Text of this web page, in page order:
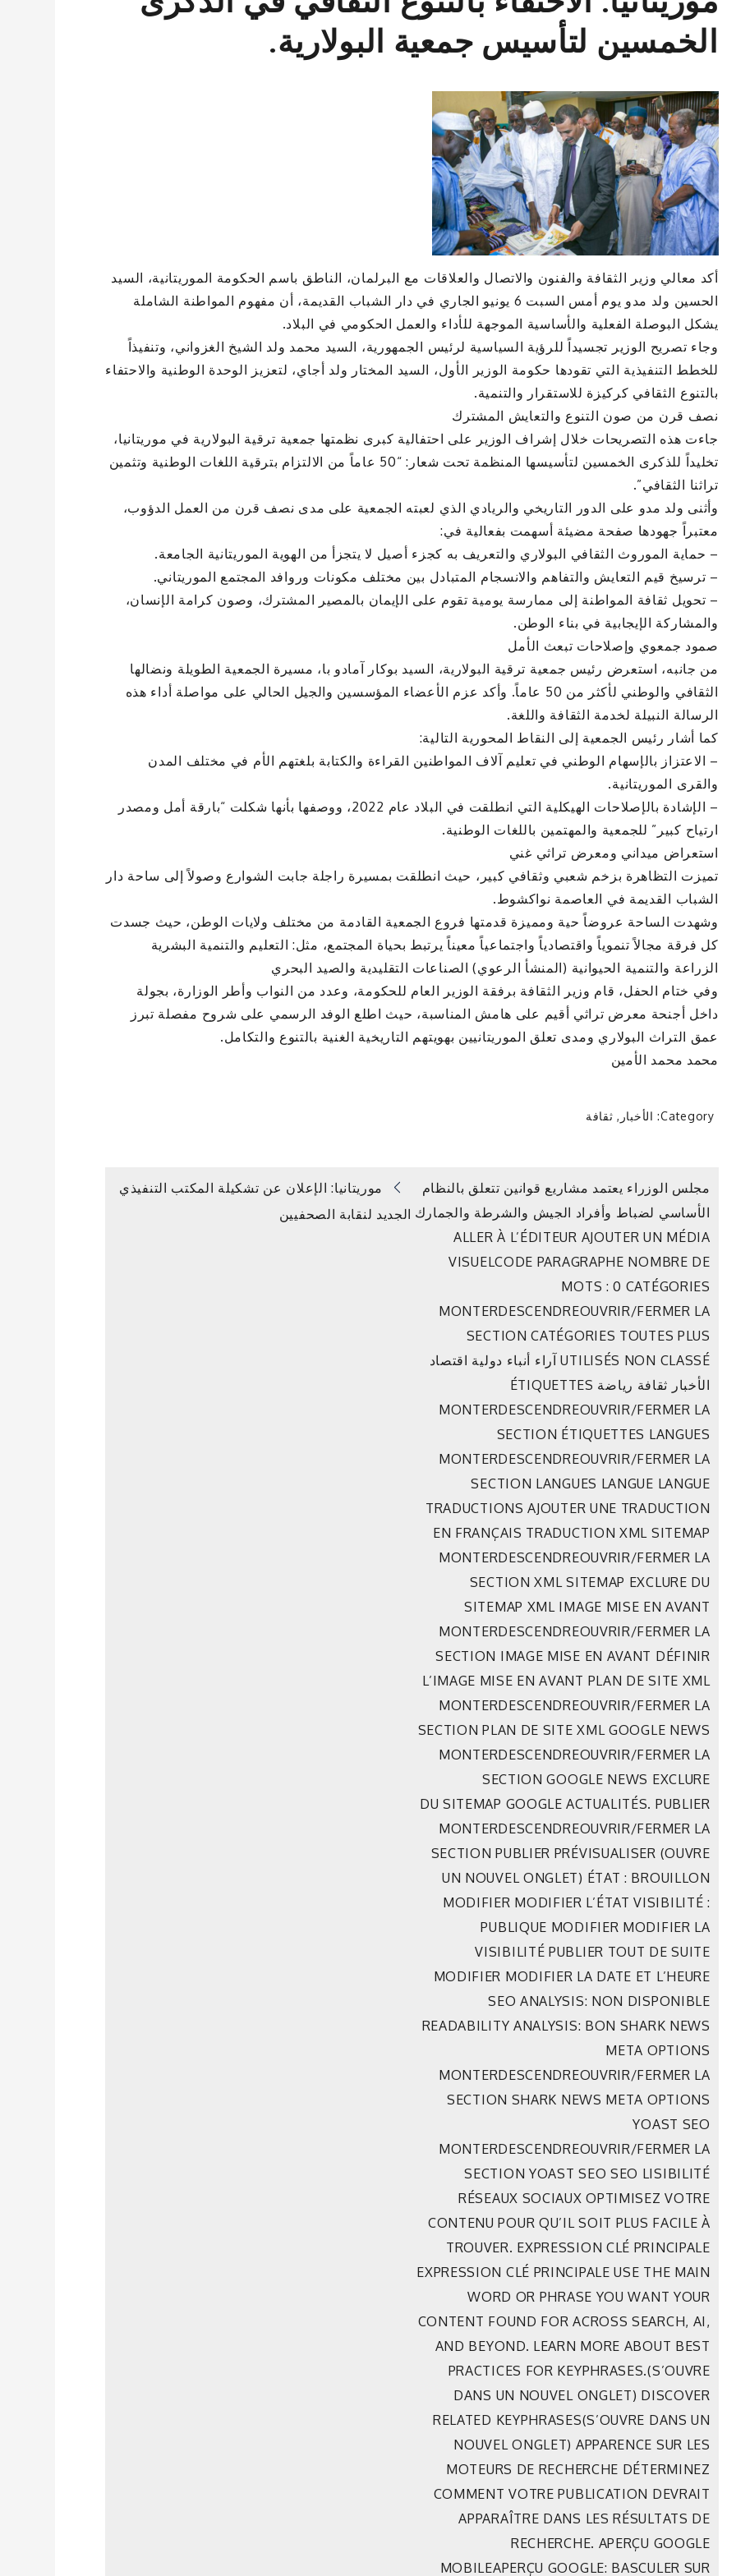
الخمسين لتأسيس جمعية البولارية.
أكد معالي وزير الثقافة والفنون والاتصال والعلاقات مع البرلمان، الناطق باسم الحكومة الموريتانية، السيد
الحسين ولد مدو يوم أمس السبت 6 يونيو الجاري في دار الشباب القديمة، أن مفهوم المواطنة الشاملة
يشكل البوصلة الفعلية والأساسية الموجهة للأداء والعمل الحكومي في البلاد.
وجاء تصريح الوزير تجسيداً للرؤية السياسية لرئيس الجمهورية، السيد محمد ولد الشيخ الغزواني، وتنفيذاً
للخطط التنفيذية التي تقودها حكومة الوزير الأول، السيد المختار ولد أجاي، لتعزيز الوحدة الوطنية والاحتفاء
بالتنوع الثقافي كركيزة للاستقرار والتنمية.
نصف قرن من صون التنوع والتعايش المشترك
جاءت هذه التصريحات خلال إشراف الوزير على احتفالية كبرى نظمتها جمعية ترقية البولارية في موريتانيا،
تخليداً للذكرى الخمسين لتأسيسها المنظمة تحت شعار: “50 عاماً من الالتزام بترقية اللغات الوطنية وتثمين
تراثنا الثقافي”.
وأثنى ولد مدو على الدور التاريخي والريادي الذي لعبته الجمعية على مدى نصف قرن من العمل الدؤوب،
معتبراً جهودها صفحة مضيئة أسهمت بفعالية في:
– حماية الموروث الثقافي البولاري والتعريف به كجزء أصيل لا يتجزأ من الهوية الموريتانية الجامعة.
– ترسيخ قيم التعايش والتفاهم والانسجام المتبادل بين مختلف مكونات وروافد المجتمع الموريتاني.
– تحويل ثقافة المواطنة إلى ممارسة يومية تقوم على الإيمان بالمصير المشترك، وصون كرامة الإنسان،
والمشاركة الإيجابية في بناء الوطن.
صمود جمعوي وإصلاحات تبعث الأمل
من جانبه، استعرض رئيس جمعية ترقية البولارية، السيد بوكار آمادو با، مسيرة الجمعية الطويلة ونضالها
الثقافي والوطني لأكثر من 50 عاماً. وأكد عزم الأعضاء المؤسسين والجيل الحالي على مواصلة أداء هذه
الرسالة النبيلة لخدمة الثقافة واللغة.
كما أشار رئيس الجمعية إلى النقاط المحورية التالية:
– الاعتزاز بالإسهام الوطني في تعليم آلاف المواطنين القراءة والكتابة بلغتهم الأم في مختلف المدن
والقرى الموريتانية.
– الإشادة بالإصلاحات الهيكلية التي انطلقت في البلاد عام 2022، ووصفها بأنها شكلت “بارقة أمل ومصدر
ارتياح كبير” للجمعية والمهتمين باللغات الوطنية.
استعراض ميداني ومعرض تراثي غني
تميزت التظاهرة بزخم شعبي وثقافي كبير، حيث انطلقت بمسيرة راجلة جابت الشوارع وصولاً إلى ساحة دار
الشباب القديمة في العاصمة نواكشوط.
وشهدت الساحة عروضاً حية ومميزة قدمتها فروع الجمعية القادمة من مختلف ولايات الوطن، حيث جسدت
كل فرقة مجالاً تنموياً واقتصادياً واجتماعياً معيناً يرتبط بحياة المجتمع، مثل: التعليم والتنمية البشرية
الزراعة والتنمية الحيوانية (المنشأ الرعوي) الصناعات التقليدية والصيد البحري
وفي ختام الحفل، قام وزير الثقافة برفقة الوزير العام للحكومة، وعدد من النواب وأطر الوزارة، بجولة
داخل أجنحة معرض تراثي أقيم على هامش المناسبة، حيث اطلع الوفد الرسمي على شروح مفصلة تبرز
عمق التراث البولاري ومدى تعلق الموريتانيين بهويتهم التاريخية الغنية بالتنوع والتكامل.
محمد محمد الأمين
Category: الأخبار , ثقافة
تصفّح
المقالات
موريتانيا: الإعلان عن تشكيلة المكتب التنفيذي
الجديد لنقابة الصحفيين
مجلس الوزراء يعتمد مشاريع قوانين تتعلق بالنظام
الأساسي لضباط وأفراد الجيش والشرطة والجمارك
ALLER À L’ÉDITEUR AJOUTER UN MÉDIA
VISUELCODE PARAGRAPHE NOMBRE DE
MOTS : 0 CATÉGORIES
MONTERDESCENDREOUVRIR/FERMER LA
SECTION CATÉGORIES TOUTES PLUS
UTILISÉS NON CLASSÉ آراء أنباء دولية اقتصاد
الأخبار ثقافة رياضة ÉTIQUETTES
MONTERDESCENDREOUVRIR/FERMER LA
SECTION ÉTIQUETTES LANGUES
MONTERDESCENDREOUVRIR/FERMER LA
SECTION LANGUES LANGUE LANGUE
TRADUCTIONS AJOUTER UNE TRADUCTION
EN FRANÇAIS TRADUCTION XML SITEMAP
MONTERDESCENDREOUVRIR/FERMER LA
SECTION XML SITEMAP EXCLURE DU
SITEMAP XML IMAGE MISE EN AVANT
MONTERDESCENDREOUVRIR/FERMER LA
SECTION IMAGE MISE EN AVANT DÉFINIR
L’IMAGE MISE EN AVANT PLAN DE SITE XML
MONTERDESCENDREOUVRIR/FERMER LA
SECTION PLAN DE SITE XML GOOGLE NEWS
MONTERDESCENDREOUVRIR/FERMER LA
SECTION GOOGLE NEWS EXCLURE
DU SITEMAP GOOGLE ACTUALITÉS. PUBLIER
MONTERDESCENDREOUVRIR/FERMER LA
SECTION PUBLIER PRÉVISUALISER (OUVRE
UN NOUVEL ONGLET) ÉTAT : BROUILLON
MODIFIER MODIFIER L’ÉTAT VISIBILITÉ :
PUBLIQUE MODIFIER MODIFIER LA
VISIBILITÉ PUBLIER TOUT DE SUITE
MODIFIER MODIFIER LA DATE ET L’HEURE
SEO ANALYSIS: NON DISPONIBLE
READABILITY ANALYSIS: BON SHARK NEWS
META OPTIONS
MONTERDESCENDREOUVRIR/FERMER LA
SECTION SHARK NEWS META OPTIONS
YOAST SEO
MONTERDESCENDREOUVRIR/FERMER LA
SECTION YOAST SEO SEO LISIBILITÉ
RÉSEAUX SOCIAUX OPTIMISEZ VOTRE
CONTENU POUR QU’IL SOIT PLUS FACILE À
TROUVER. EXPRESSION CLÉ PRINCIPALE
EXPRESSION CLÉ PRINCIPALE USE THE MAIN
WORD OR PHRASE YOU WANT YOUR
CONTENT FOUND FOR ACROSS SEARCH, AI,
AND BEYOND. LEARN MORE ABOUT BEST
PRACTICES FOR KEYPHRASES.(S’OUVRE
DANS UN NOUVEL ONGLET) DISCOVER
RELATED KEYPHRASES(S’OUVRE DANS UN
NOUVEL ONGLET) APPARENCE SUR LES
MOTEURS DE RECHERCHE DÉTERMINEZ
COMMENT VOTRE PUBLICATION DEVRAIT
APPARAÎTRE DANS LES RÉSULTATS DE
RECHERCHE. APERÇU GOOGLE
MOBILEAPERÇU GOOGLE: BASCULER SUR